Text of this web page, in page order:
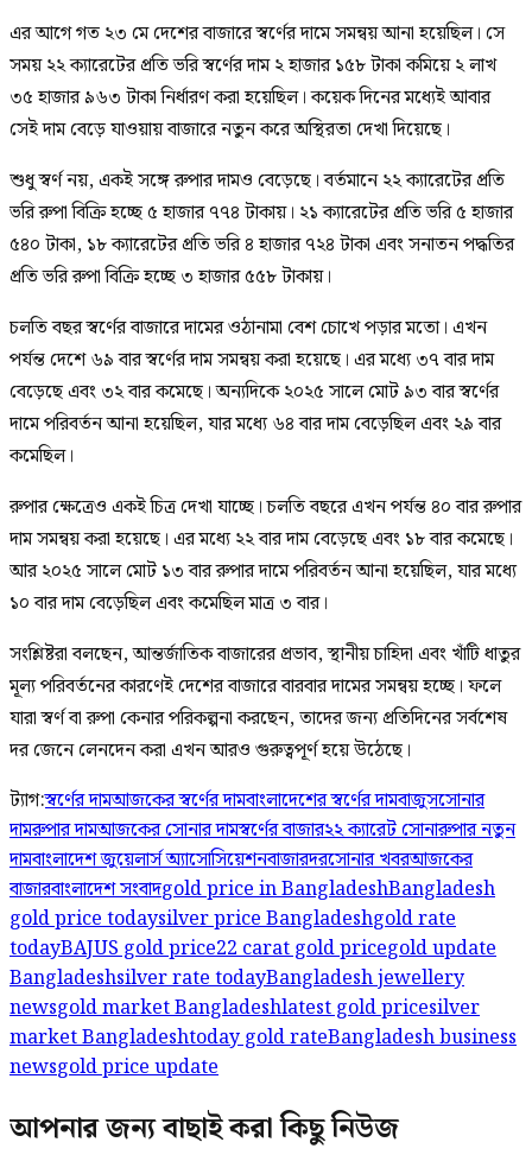
এর আগে গত ২৩ মে দেশের বাজারে স্বর্ণের দামে সমন্বয় আনা হয়েছিল। সে
সময় ২২ ক্যারেটের প্রতি ভরি স্বর্ণের দাম ২ হাজার ১৫৮ টাকা কমিয়ে ২ লাখ
৩৫ হাজার ৯৬৩ টাকা নির্ধারণ করা হয়েছিল। কয়েক দিনের মধ্যেই আবার
সেই দাম বেড়ে যাওয়ায় বাজারে নতুন করে অস্থিরতা দেখা দিয়েছে।
শুধু স্বর্ণ নয়, একই সঙ্গে রুপার দামও বেড়েছে। বর্তমানে ২২ ক্যারেটের প্রতি
ভরি রুপা বিক্রি হচ্ছে ৫ হাজার ৭৭৪ টাকায়। ২১ ক্যারেটের প্রতি ভরি ৫ হাজার
৫৪০ টাকা, ১৮ ক্যারেটের প্রতি ভরি ৪ হাজার ৭২৪ টাকা এবং সনাতন পদ্ধতির
প্রতি ভরি রুপা বিক্রি হচ্ছে ৩ হাজার ৫৫৮ টাকায়।
চলতি বছর স্বর্ণের বাজারে দামের ওঠানামা বেশ চোখে পড়ার মতো। এখন
পর্যন্ত দেশে ৬৯ বার স্বর্ণের দাম সমন্বয় করা হয়েছে। এর মধ্যে ৩৭ বার দাম
বেড়েছে এবং ৩২ বার কমেছে। অন্যদিকে ২০২৫ সালে মোট ৯৩ বার স্বর্ণের
দামে পরিবর্তন আনা হয়েছিল, যার মধ্যে ৬৪ বার দাম বেড়েছিল এবং ২৯ বার
কমেছিল।
রুপার ক্ষেত্রেও একই চিত্র দেখা যাচ্ছে। চলতি বছরে এখন পর্যন্ত ৪০ বার রুপার
দাম সমন্বয় করা হয়েছে। এর মধ্যে ২২ বার দাম বেড়েছে এবং ১৮ বার কমেছে।
আর ২০২৫ সালে মোট ১৩ বার রুপার দামে পরিবর্তন আনা হয়েছিল, যার মধ্যে
১০ বার দাম বেড়েছিল এবং কমেছিল মাত্র ৩ বার।
সংশ্লিষ্টরা বলছেন, আন্তর্জাতিক বাজারের প্রভাব, স্থানীয় চাহিদা এবং খাঁটি ধাতুর
মূল্য পরিবর্তনের কারণেই দেশের বাজারে বারবার দামের সমন্বয় হচ্ছে। ফলে
যারা স্বর্ণ বা রুপা কেনার পরিকল্পনা করছেন, তাদের জন্য প্রতিদিনের সর্বশেষ
দর জেনে লেনদেন করা এখন আরও গুরুত্বপূর্ণ হয়ে উঠেছে।
ট্যাগ:স্বর্ণের দামআজকের স্বর্ণের দামবাংলাদেশের স্বর্ণের দামবাজুসসোনার
দামরুপার দামআজকের সোনার দামস্বর্ণের বাজার২২ ক্যারেট সোনারুপার নতুন
দামবাংলাদেশ জুয়েলার্স অ্যাসোসিয়েশনবাজারদরসোনার খবরআজকের
বাজারবাংলাদেশ সংবাদgold price in BangladeshBangladesh
gold price todaysilver price Bangladeshgold rate
todayBAJUS gold price22 carat gold pricegold update
Bangladeshsilver rate todayBangladesh jewellery
newsgold market Bangladeshlatest gold pricesilver
market Bangladeshtoday gold rateBangladesh business
newsgold price update
আপনার জন্য বাছাই করা কিছু নিউজ